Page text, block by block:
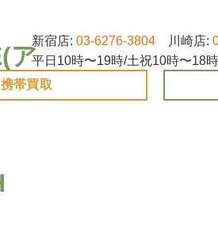
新宿店: 03-6276-3804 川崎店:
平日10時〜19時/土祝10時〜18時
携帯買取